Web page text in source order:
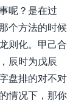
呢？是在过
个方法的时候
则化。甲己合
辰时为戊辰
盘排的对不对
情况下，那你